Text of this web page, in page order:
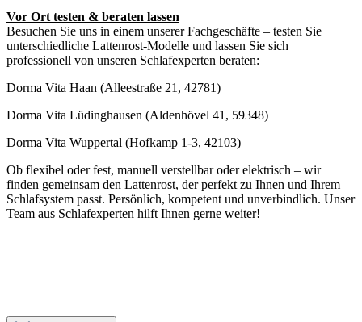
Vor Ort testen & beraten lassen
Besuchen Sie uns in einem unserer Fachgeschäfte – testen Sie
unterschiedliche Lattenrost-Modelle und lassen Sie sich
professionell von unseren Schlafexperten beraten:
Dorma Vita Haan (Alleestraße 21, 42781)
Dorma Vita Lüdinghausen (Aldenhövel 41, 59348)
Dorma Vita Wuppertal (Hofkamp 1-3, 42103)
Ob flexibel oder fest, manuell verstellbar oder elektrisch – wir
finden gemeinsam den Lattenrost, der perfekt zu Ihnen und Ihrem
Schlafsystem passt. Persönlich, kompetent und unverbindlich. Unser
Team aus Schlafexperten hilft Ihnen gerne weiter!